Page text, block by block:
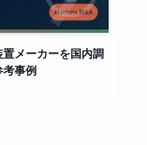
メーカーを国内調
事例